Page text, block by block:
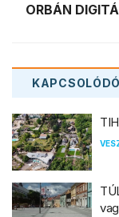
ORBÁN
KAPCSOLÓDÓ